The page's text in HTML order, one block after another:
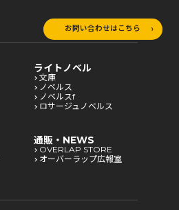
お問い合わせはこちら
ライトノベル
文庫
ノベルス
ノベルスf
ロサージュノベルス
通販・NEWS
OVERLAP STORE
オーバーラップ広報室